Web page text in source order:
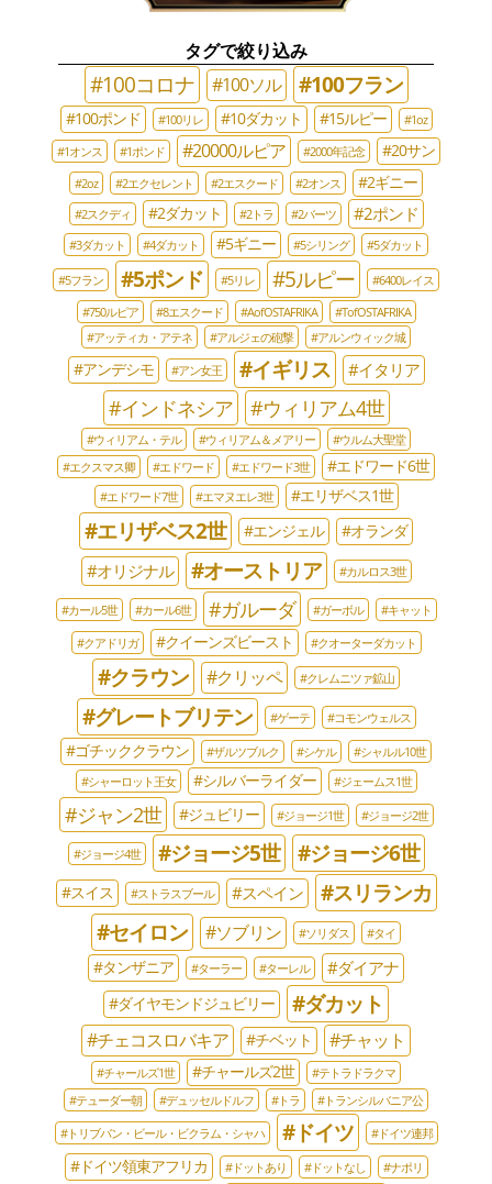
タグで絞り込み
#100コロナ #100ソル #100フラン
#100ポンド #100リレ #10ダカット #15ルピー
#1oz
#1オンス
#1ポンド #20000ルピア #2000年記念 #20サン
#2oz #2エクセレント #2エスクード #2オンス #2ギニー
#2スクディ #2ダカット #2トラ #2バーツ #2ポンド
#3ダカット #4ダカット #5ギニー #5シリング #5ダカット
#5フラン #5ポンド #5リレ #5ルピー
#6400レイス
#750ルピア
#8エスクード #AofOSTAFRIKA
#TofOSTAFRIKA
#アッティカ・アテネ
#アルジェの砲撃 #アルンウィック城
#アンデシモ #アン女王 #イギリス #イタリア
#インドネシア #ウィリアム4世
#ウィリアム・テル #ウィリアム＆メアリー
#ウルム大聖堂
#エクスマス卿
#エドワード #エドワード3世 #エドワード6世
#エドワード7世 #エマヌエレ3世 #エリザベス1世
#エリザベス2世 #エンジェル #オランダ
#オリジナル #オーストリア #カルロス3世
#カール5世 #カール6世 #ガルーダ #ガーボル #キャット
#クアドリガ #クイーンズビースト #クオーターダカット
#クラウン #クリッペ #クレムニツァ鉱山
#グレートブリテン #ゲーテ #コモンウェルス
#ゴチッククラウン #ザルツブルク #シケル
#シャルル10世
#シャーロット王女
#シルバーライダー #ジェームス1世
#ジャン2世 #ジュビリー #ジョージ1世 #ジョージ2世
#ジョージ4世 #ジョージ5世 #ジョージ6世
#スイス #ストラスブール #スペイン
#スリランカ
#セイロン
#ソブリン #ソリダス #タイ
#タンザニア #ターラー #ターレル #ダイアナ
#ダイヤモンドジュビリー #ダカット
#チェコスロバキア #チベット #チャット
#チャールズ1世 #チャールズ2世
#テトラドラクマ
#テューダー朝
#デュッセルドルフ #トラ
#トランシルバニア公
#トリブバン・ビール・ビクラム・シャハ
#ドイツ #ドイツ連邦
#ドイツ領東アフリカ #ドットあり #ドットなし #ナポリ